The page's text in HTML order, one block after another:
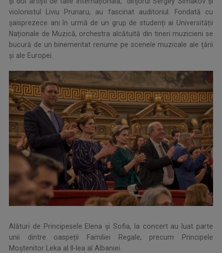
violonistul Liviu Prunaru, au fascinat auditoriul. Fondată cu
șaisprezece ani în urmă de un grup de studenți ai Universității
Naționale de Muzică, orchestra alcătuită din tineri muzicieni se
bucură de un binemeritat renume pe scenele muzicale ale țării
și ale Europei.
Alături de Principesele Elena și Sofia, la concert au luat parte
unii dintre oaspeții Familiei Regale, precum Principele
Moștenitor Leka al II-lea al Albaniei.